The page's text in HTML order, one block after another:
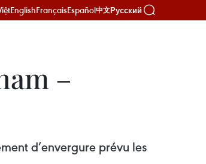
EnglishFrançaisEspañol中文Русский
–
d’envergure prévu les